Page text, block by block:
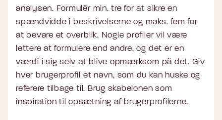
analysen. Formulér min. tre for at sikre en
spændvidde i beskrivelserne og maks. fem for
at bevare et overblik. Nogle profiler vil være
lettere at formulere end andre, og det er en
værdi i sig selv at blive opmærksom på det. Giv
hver brugerprofil et navn, som du kan huske og
referere tilbage til. Brug skabelonen som
inspiration til opsætning af brugerprofilerne.